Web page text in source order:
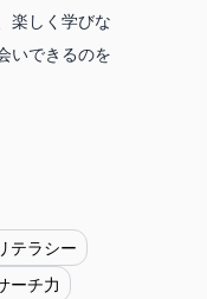
楽しく学びな
いできるのを
テラシー
ーチ力